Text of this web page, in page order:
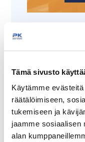
Tämä sivusto
Käytämme
räätälöimiseen,
tukemiseen ja
jaamme sosiaalisen
alan
Korotusosa 36-
lokeroiseen